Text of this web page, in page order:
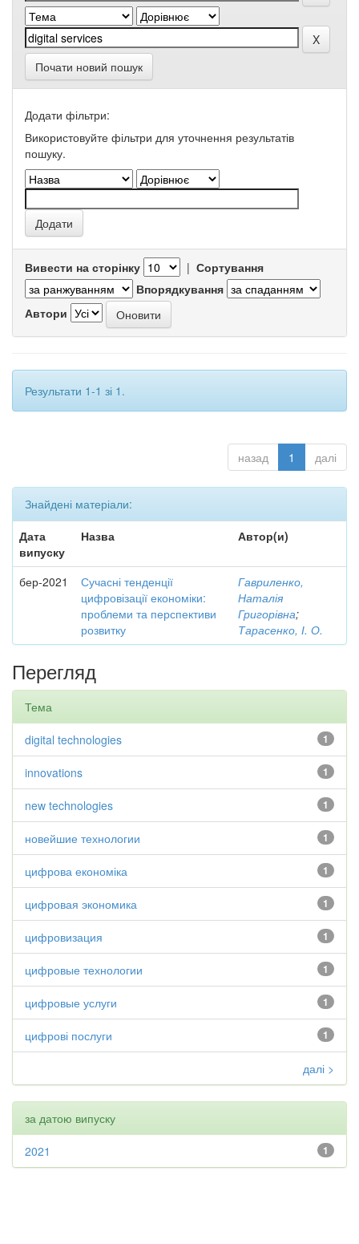
Почати новий пошук
Додати фільтри:
Використовуйте фільтри для уточнення результатів
пошуку.
Вивести на сторінку | Сортування
Впорядкування
Автори
Результати 1-1 зі 1.
назад 1 далі
Знайдені матеріали:
Дата
випуску
Назва Автор(и)
бер-2021
Сучасні тенденції
цифровізації економіки:
проблеми та перспективи
розвитку
Гавриленко,
Наталія
Григорівна;
Тарасенко, І. О.
Перегляд
Тема
1
digital technologies
1
innovations
1
new technologies
1
новейшие технологии
1
цифрова економіка
1
цифровая экономика
1
цифровизация
1
цифровые технологии
1
цифровые услуги
1
цифрові послуги
далі >
за датою випуску
1
2021